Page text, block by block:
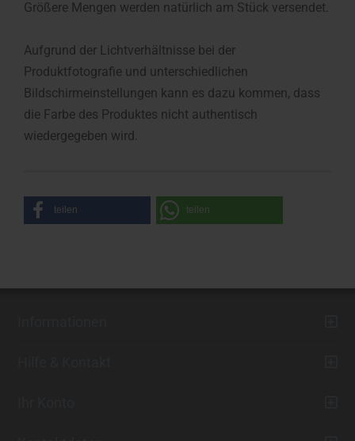
Größere Mengen werden natürlich am Stück versendet.
Aufgrund der Lichtverhältnisse bei der
Produktfotografie und unterschiedlichen
Bildschirmeinstellungen kann es dazu kommen, dass
die Farbe des Produktes nicht authentisch
wiedergegeben wird.
teilen teilen